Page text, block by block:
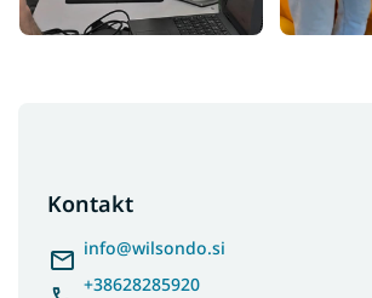
Kontakt
info@wilsondo.si
+38628285920